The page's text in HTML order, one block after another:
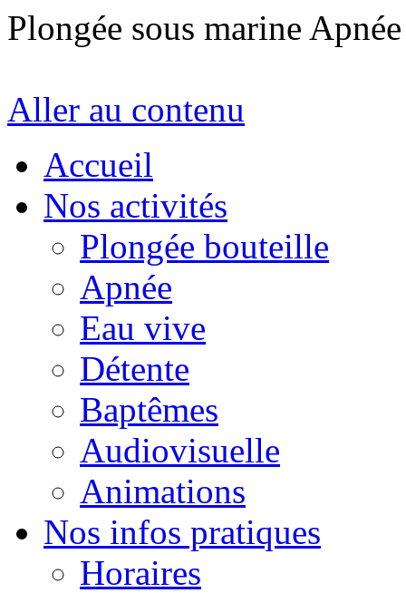
Plongée sous marine
Aller au contenu
Accueil
Nos activités
Plongée bouteille
Apnée
Eau vive
Détente
Baptêmes
Audiovisuelle
Animations
Nos infos pratiques
Horaires